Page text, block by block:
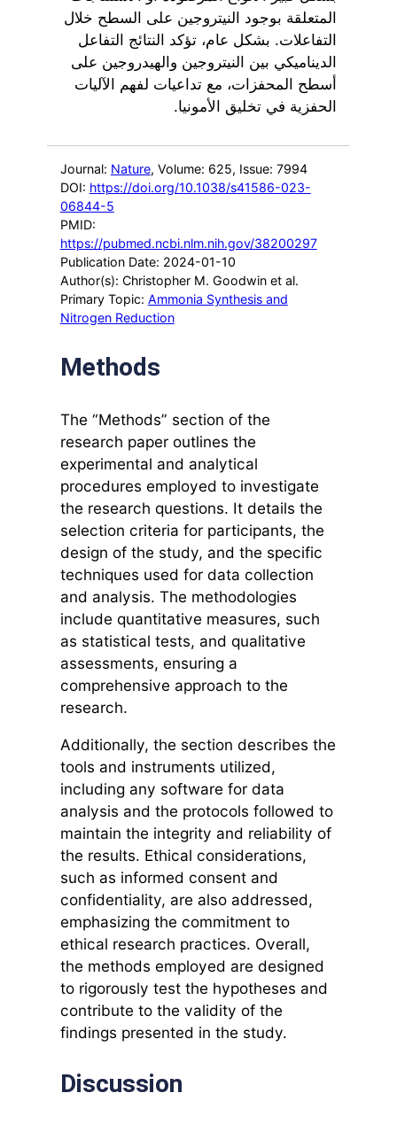
المتعلقة بوجود النيتروجين على السطح خلال
التفاعلات. بشكل عام، تؤكد النتائج التفاعل
الديناميكي بين النيتروجين والهيدروجين على
أسطح المحفزات، مع تداعيات لفهم الآليات
الحفزية في تخليق الأمونيا.
Journal: Nature, Volume: 625, Issue: 7994
DOI: https://doi.org/10.1038/s41586-023-
06844-5
PMID:
https://pubmed.ncbi.nlm.nih.gov/38200297
Publication Date: 2024-01-10
Author(s): Christopher M. Goodwin et al.
Primary Topic: Ammonia Synthesis and
Nitrogen Reduction
Methods
The “Methods” section of the
research paper outlines the
experimental and analytical
procedures employed to investigate
the research questions. It details the
selection criteria for participants, the
design of the study, and the specific
techniques used for data collection
and analysis. The methodologies
include quantitative measures, such
as statistical tests, and qualitative
assessments, ensuring a
comprehensive approach to the
research.
Additionally, the section describes the
tools and instruments utilized,
including any software for data
analysis and the protocols followed to
maintain the integrity and reliability of
the results. Ethical considerations,
such as informed consent and
confidentiality, are also addressed,
emphasizing the commitment to
ethical research practices. Overall,
the methods employed are designed
to rigorously test the hypotheses and
contribute to the validity of the
findings presented in the study.
Discussion